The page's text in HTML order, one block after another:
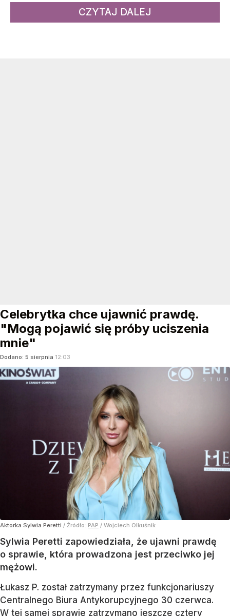
CZYTAJ DALEJ
Celebrytka chce ujawnić prawdę.
"Mogą pojawić się próby uciszenia
mnie"
Dodano: 5 sierpnia 12:03
Aktorka Sylwia Peretti / Źródło: PAP / Wojciech Olkuśnik
Sylwia Peretti zapowiedziała, że ujawni prawdę
o sprawie, która prowadzona jest przeciwko jej
mężowi.
Łukasz P. został zatrzymany przez funkcjonariuszy
Centralnego Biura Antykorupcyjnego 30 czerwca.
W tej samej sprawie zatrzymano jeszcze cztery